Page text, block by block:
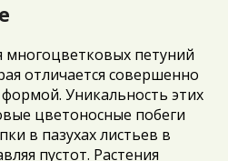
многоцветковых петуний
отличается совершенно
Уникальность этих
цветоносные побеги
в пазухах листьев в
пустот. Растения